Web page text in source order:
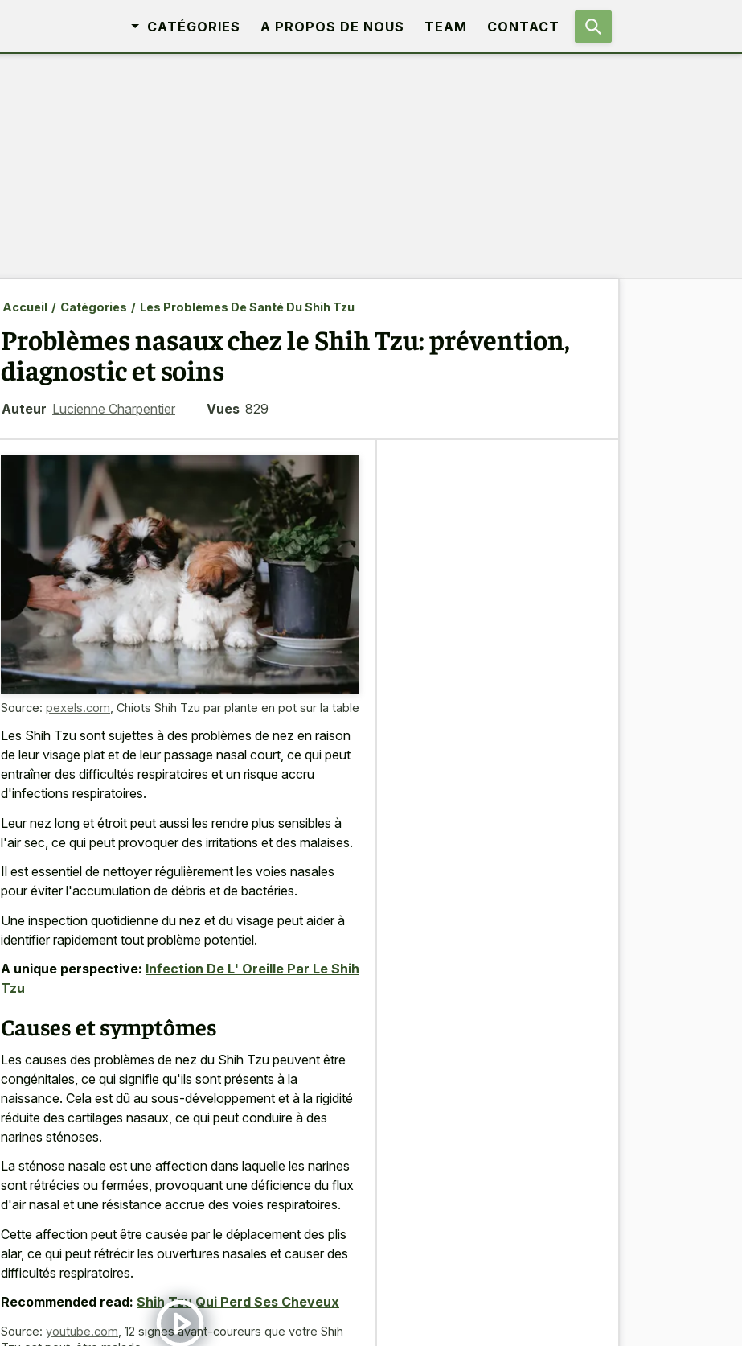
CATÉGORIES A PROPOS DE NOUS TEAM CONTACT
Accueil / Catégories / Les Problèmes De Santé Du Shih Tzu
Problèmes nasaux chez le Shih Tzu: prévention,
diagnostic et soins
Auteur Lucienne Charpentier Vues 829
Source: pexels.com Chiots Shih Tzu par plante en pot sur la table
Les Shih Tzu sont sujettes à des problèmes de nez en raison
de leur visage plat et de leur passage nasal court, ce qui peut
entraîner des difficultés respiratoires et un risque accru
d'infections respiratoires.
Leur nez long et étroit peut aussi les rendre plus sensibles à
l'air sec, ce qui peut provoquer des irritations et des malaises.
Il est essentiel de nettoyer régulièrement les voies nasales
pour éviter l'accumulation de débris et de bactéries.
Une inspection quotidienne du nez et du visage peut aider à
identifier rapidement tout problème potentiel.
A unique perspective: Infection De L' Oreille Par Le Shih
Tzu
Causes et symptômes
Les causes des problèmes de nez du Shih Tzu peuvent être
congénitales, ce qui signifie qu'ils sont présents à la
naissance. Cela est dû au sous-développement et à la rigidité
réduite des cartilages nasaux, ce qui peut conduire à des
narines sténoses.
La sténose nasale est une affection dans laquelle les narines
sont rétrécies ou fermées, provoquant une déficience du flux
d'air nasal et une résistance accrue des voies respiratoires.
Cette affection peut être causée par le déplacement des plis
alar, ce qui peut rétrécir les ouvertures nasales et causer des
difficultés respiratoires.
Recommended read: Shih Tzu Qui Perd Ses Cheveux
Source: youtube.com 12 signes avant-coureurs que votre Shih